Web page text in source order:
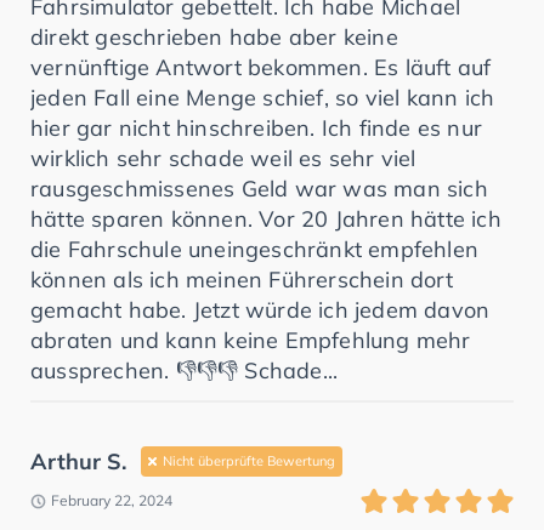
Fahrsimulator gebettelt. Ich habe Michael
direkt geschrieben habe aber keine
vernünftige Antwort bekommen. Es läuft auf
jeden Fall eine Menge schief, so viel kann ich
hier gar nicht hinschreiben. Ich finde es nur
wirklich sehr schade weil es sehr viel
rausgeschmissenes Geld war was man sich
hätte sparen können. Vor 20 Jahren hätte ich
die Fahrschule uneingeschränkt empfehlen
können als ich meinen Führerschein dort
gemacht habe. Jetzt würde ich jedem davon
abraten und kann keine Empfehlung mehr
aussprechen. 👎👎👎 Schade...
Arthur S. Nicht überprüfte Bewertung
February 22, 2024